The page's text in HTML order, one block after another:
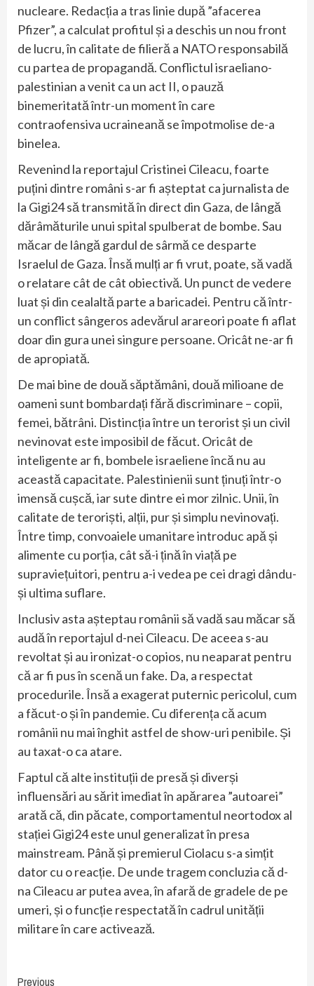
nucleare. Redacția a tras linie după ”afacerea
Pfizer”, a calculat profitul și a deschis un nou front
de lucru, în calitate de filieră a NATO responsabilă
cu partea de propagandă. Conflictul israeliano-
palestinian a venit ca un act II, o pauză
binemeritată într-un moment în care
contraofensiva ucraineană se împotmolise de-a
binelea.
Revenind la reportajul Cristinei Cileacu, foarte
puțini dintre români s-ar fi așteptat ca jurnalista de
la Gigi24 să transmită în direct din Gaza, de lângă
dărâmăturile unui spital spulberat de bombe. Sau
măcar de lângă gardul de sârmă ce desparte
Israelul de Gaza. Însă mulți ar fi vrut, poate, să vadă
o relatare cât de cât obiectivă. Un punct de vedere
luat și din cealaltă parte a baricadei. Pentru că într-
un conflict sângeros adevărul arareori poate fi aflat
doar din gura unei singure persoane. Oricât ne-ar fi
de apropiată.
De mai bine de două săptămâni, două milioane de
oameni sunt bombardați fără discriminare – copii,
femei, bătrâni. Distincția între un terorist și un civil
nevinovat este imposibil de făcut. Oricât de
inteligente ar fi, bombele israeliene încă nu au
această capacitate. Palestinienii sunt ținuți într-o
imensă cușcă, iar sute dintre ei mor zilnic. Unii, în
calitate de teroriști, alții, pur și simplu nevinovați.
Între timp, convoaiele umanitare introduc apă și
alimente cu porția, cât să-i țină în viață pe
supraviețuitori, pentru a-i vedea pe cei dragi dându-
și ultima suflare.
Inclusiv asta așteptau românii să vadă sau măcar să
audă în reportajul d-nei Cileacu. De aceea s-au
revoltat și au ironizat-o copios, nu neaparat pentru
că ar fi pus în scenă un fake. Da, a respectat
procedurile. Însă a exagerat puternic pericolul, cum
a făcut-o și în pandemie. Cu diferența că acum
românii nu mai înghit astfel de show-uri penibile. Și
au taxat-o ca atare.
Faptul că alte instituții de presă și diverși
influensări au sărit imediat în apărarea ”autoarei”
arată că, din păcate, comportamentul neortodox al
stației Gigi24 este unul generalizat în presa
mainstream. Până și premierul Ciolacu s-a simțit
dator cu o reacție. De unde tragem concluzia că d-
na Cileacu ar putea avea, în afară de gradele de pe
umeri, și o funcție respectată în cadrul unității
militare în care activează.
Previous